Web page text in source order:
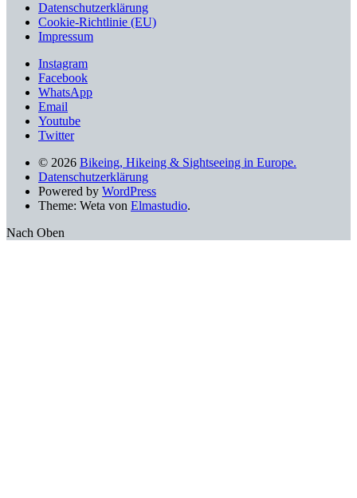
älteren
Beiträgen
Datenschutzerklärung
Cookie-Richtlinie (EU)
Impressum
Instagram
Facebook
WhatsApp
Email
Youtube
Twitter
© 2026 Bikeing, Hikeing & Sightseeing in Europe.
Datenschutzerklärung
Powered by WordPress
Theme: Weta von Elmastudio.
Nach Oben